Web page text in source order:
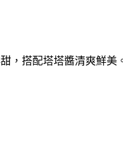
，搭配塔塔醬清爽鮮美